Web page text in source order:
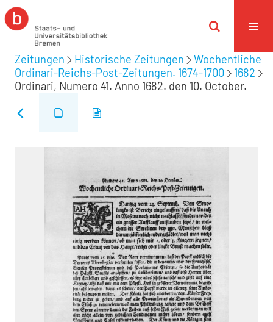
Zeitungen Historische Zeitungen
Wochentliche
Ordinari-Reichs-Post-Zeitungen. 1674-1700
1682
Ordinari, Numero 41. Anno 1682. den 10. October.